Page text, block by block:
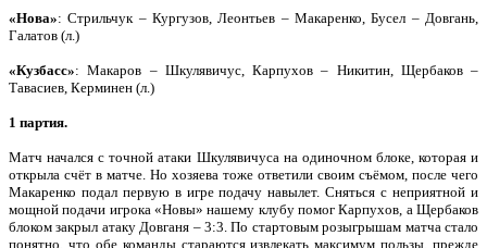
«Нова»: Стрильчук – Кургузов, Леонтьев – Макаренко, Бусел – Довгань,
Галатов (л.)
«Кузбасс»: Макаров – Шкулявичус, Карпухов – Никитин, Щербаков –
Тавасиев, Керминен (л.)
1 партия.
Матч начался с точной атаки Шкулявичуса на одиночном блоке, которая и
открыла счёт в матче. Но хозяева тоже ответили своим съёмом, после чего
Макаренко подал первую в игре подачу навылет. Сняться с неприятной и
мощной подачи игрока «Новы» нашему клубу помог Карпухов, а Щербаков
блоком закрыл атаку Довганя – 3:3. По стартовым розыгрышам матча стало
понятно, что обе команды стараются извлекать максимум пользы, прежде